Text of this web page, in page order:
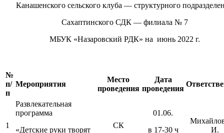
Канашенского сельского клуба — структурного
Сахаптинского СДК — филиала № 7
МБУК «Назаровский РДК» на июнь 2022 г.
№
п/
п
Мероприятия
Место
проведения
Дата
проведения
1
Развлекательная
программа
«Детские руки творят
СК
01.06.
в 17-30 ч
И.